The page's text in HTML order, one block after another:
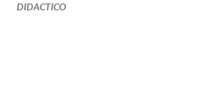
DIDACTICO